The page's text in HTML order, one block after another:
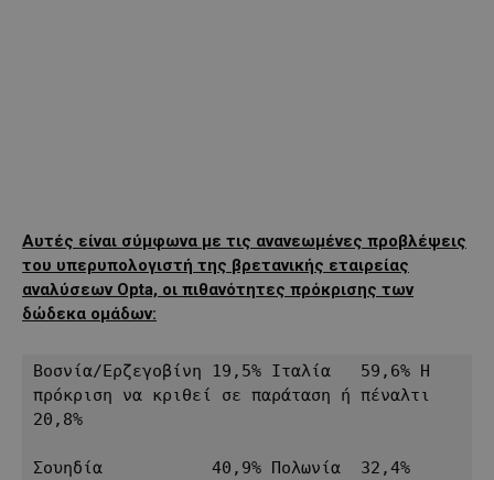
Αυτές είναι σύμφωνα με τις ανανεωμένες προβλέψεις
του υπερυπολογιστή της βρετανικής εταιρείας
αναλύσεων Opta, οι πιθανότητες πρόκρισης των
δώδεκα ομάδων:
Βοσνία/Ερζεγοβίνη 19,5% Ιταλία   59,6% Η
πρόκριση να κριθεί σε παράταση ή πέναλτι
20,8%
Σουηδία           40,9% Πολωνία  32,4%